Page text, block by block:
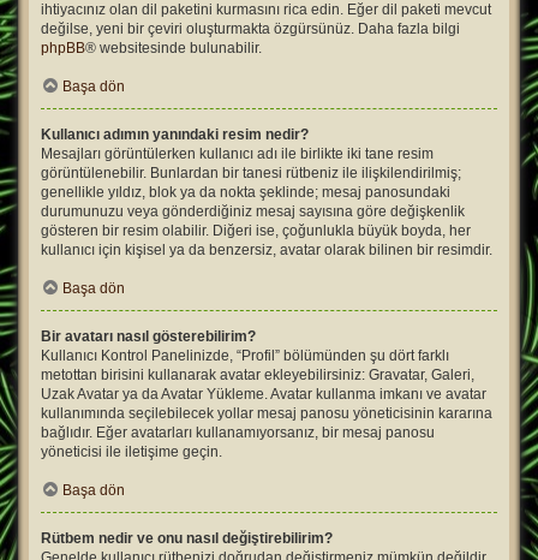
ihtiyacınız olan dil paketini kurmasını rica edin. Eğer dil paketi mevcut
değilse, yeni bir çeviri oluşturmakta özgürsünüz. Daha fazla bilgi
phpBB® websitesinde bulunabilir.
Başa dön
Kullanıcı adımın yanındaki resim nedir?
Mesajları görüntülerken kullanıcı adı ile birlikte iki tane resim
görüntülenebilir. Bunlardan bir tanesi rütbeniz ile ilişkilendirilmiş;
genellikle yıldız, blok ya da nokta şeklinde; mesaj panosundaki
durumunuzu veya gönderdiğiniz mesaj sayısına göre değişkenlik
gösteren bir resim olabilir. Diğeri ise, çoğunlukla büyük boyda, her
kullanıcı için kişisel ya da benzersiz, avatar olarak bilinen bir resimdir.
Başa dön
Bir avatarı nasıl gösterebilirim?
Kullanıcı Kontrol Panelinizde, “Profil” bölümünden şu dört farklı
metottan birisini kullanarak avatar ekleyebilirsiniz: Gravatar, Galeri,
Uzak Avatar ya da Avatar Yükleme. Avatar kullanma imkanı ve avatar
kullanımında seçilebilecek yollar mesaj panosu yöneticisinin kararına
bağlıdır. Eğer avatarları kullanamıyorsanız, bir mesaj panosu
yöneticisi ile iletişime geçin.
Başa dön
Rütbem nedir ve onu nasıl değiştirebilirim?